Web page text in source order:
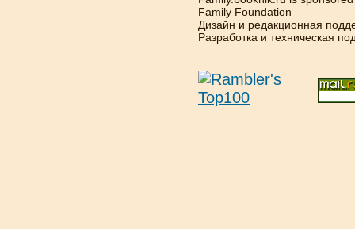
Family Foundation
Дизайн и редакционная
Разработка и техническая